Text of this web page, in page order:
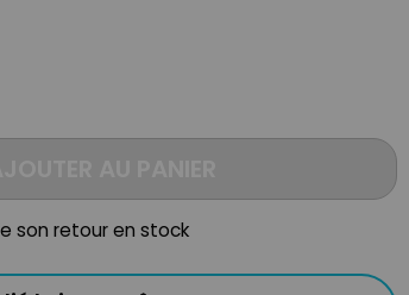
son retour en stock